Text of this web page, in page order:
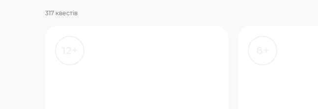
317 квестів